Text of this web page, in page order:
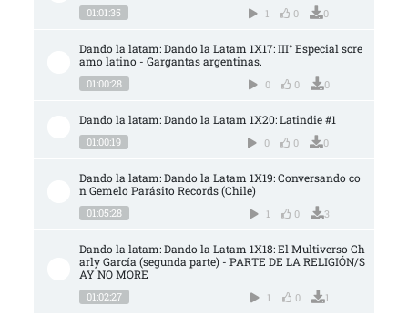
01:01:35 1 0 0
Dando la latam: Dando la Latam 1X17: III° Especial scre
amo latino - Gargantas argentinas.
01:00:28 0 0 0
Dando la latam: Dando la Latam 1X20: Latindie #1
01:00:19 0 0 0
Dando la latam: Dando la Latam 1X19: Conversando co
n Gemelo Parásito Records (Chile)
01:05:28 1 0 3
Dando la latam: Dando la Latam 1X18: El Multiverso Ch
arly García (segunda parte) - PARTE DE LA RELIGIÓN/S
AY NO MORE
01:02:27 1 0 1